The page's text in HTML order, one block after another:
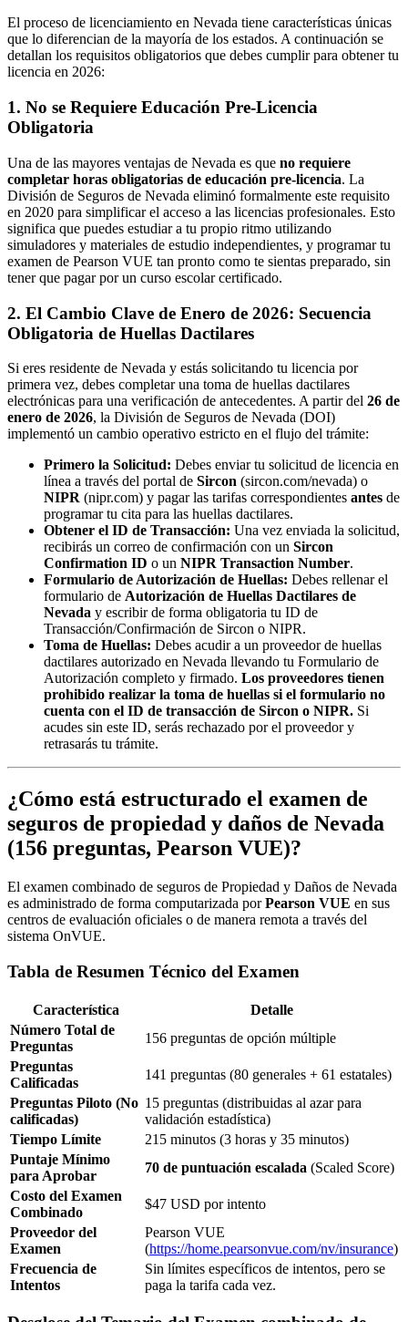
El proceso de licenciamiento en Nevada tiene características únicas
que lo diferencian de la mayoría de los estados. A continuación se
detallan los requisitos obligatorios que debes cumplir para obtener tu
licencia en 2026:
1. No se Requiere Educación Pre-Licencia
Obligatoria
Una de las mayores ventajas de Nevada es que no requiere
completar horas obligatorias de educación pre-licencia. La
División de Seguros de Nevada eliminó formalmente este requisito
en 2020 para simplificar el acceso a las licencias profesionales. Esto
significa que puedes estudiar a tu propio ritmo utilizando
simuladores y materiales de estudio independientes, y programar tu
examen de Pearson VUE tan pronto como te sientas preparado, sin
tener que pagar por un curso escolar certificado.
2. El Cambio Clave de Enero de 2026: Secuencia
Obligatoria de Huellas Dactilares
Si eres residente de Nevada y estás solicitando tu licencia por
primera vez, debes completar una toma de huellas dactilares
electrónicas para una verificación de antecedentes. A partir del 26 de
enero de 2026, la División de Seguros de Nevada (DOI)
implementó un cambio operativo estricto en el flujo del trámite:
Primero la Solicitud: Debes enviar tu solicitud de licencia en
línea a través del portal de Sircon (sircon.com/nevada) o
NIPR (nipr.com) y pagar las tarifas correspondientes antes de
programar tu cita para las huellas dactilares.
Obtener el ID de Transacción: Una vez enviada la solicitud,
recibirás un correo de confirmación con un Sircon
Confirmation ID o un NIPR Transaction Number.
Formulario de Autorización de Huellas: Debes rellenar el
formulario de Autorización de Huellas Dactilares de
Nevada y escribir de forma obligatoria tu ID de
Transacción/Confirmación de Sircon o NIPR.
Toma de Huellas: Debes acudir a un proveedor de huellas
dactilares autorizado en Nevada llevando tu Formulario de
Autorización completo y firmado. Los proveedores tienen
prohibido realizar la toma de huellas si el formulario no
cuenta con el ID de transacción de Sircon o NIPR. Si
acudes sin este ID, serás rechazado por el proveedor y
retrasarás tu trámite.
¿Cómo está estructurado el examen de
seguros de propiedad y daños de Nevada
(156 preguntas, Pearson VUE)?
El examen combinado de seguros de Propiedad y Daños de Nevada
es administrado de forma computarizada porPearson VUE en sus
centros de evaluación oficiales o de manera remota a través del
sistema OnVUE.
Tabla de Resumen Técnico del Examen
Característica
Detalle
Número Total de
Preguntas
156 preguntas de opción múltiple
Preguntas
Calificadas
141 preguntas (80 generales + 61 estatales)
Preguntas Piloto (No
calificadas)
15 preguntas (distribuidas al azar para
validación estadística)
Tiempo Límite
215 minutos (3 horas y 35 minutos)
Puntaje Mínimo
para Aprobar
70 de puntuación escalada (Scaled Score)
Costo del Examen
Combinado
$47 USD por intento
Proveedor del
Examen
Pearson VUE
(https://home.pearsonvue.com/nv/insurance)
Frecuencia de
Intentos
Sin límites específicos de intentos, pero se
paga la tarifa cada vez.